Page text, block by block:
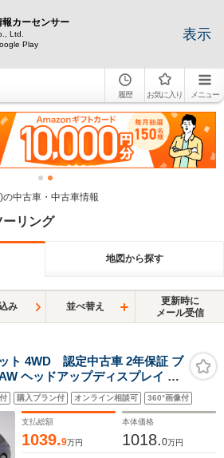
報カーセンサー
Ltd.
Play
表示
履歴 お気に入り メニュー
中古車・中古車情報
ーリング
地図から探す
み 並べ替え
更新時に
メール受信
ト 4WD 認定中古車 2年保証 ブ
ヘッドアップディスプレイ ア
ロール スイッチトロニック 全周
ヘッドライト 衝突軽減 車線
購入プラン付 オンライン相談可 360°画像付
支払総額
1039.9万円
本体価格
1018.0万円